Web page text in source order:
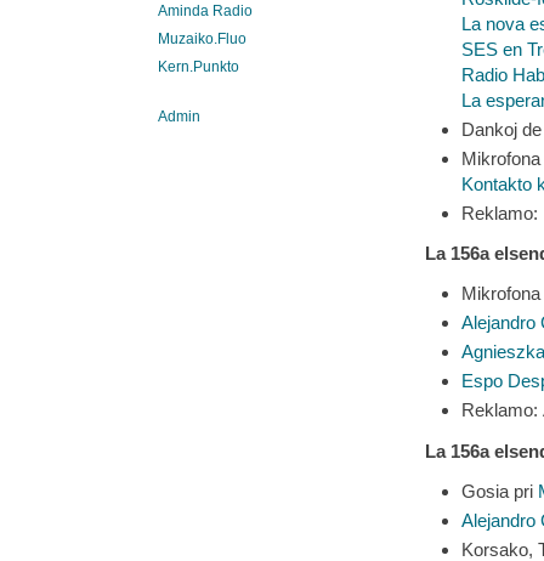
La nova
SES en
Radio
La
Dankoj
Kontakto
Reklamo:
La 156a
Alejandro
Agnieszka
Espo
La 156a
Gosia pri
Alejandro
Korsako,
Aminda Radio
Muzaiko.Fluo
Kern.Punkto
Admin